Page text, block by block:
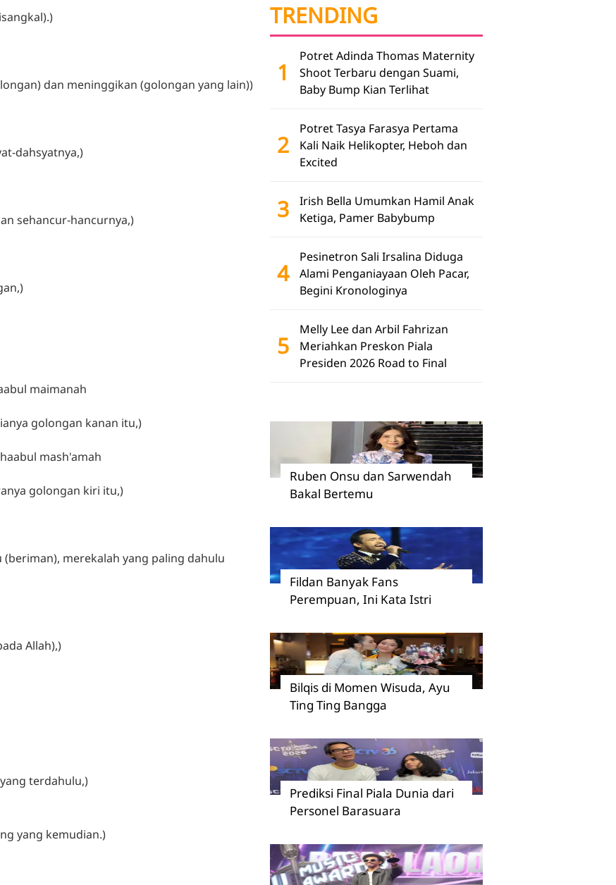
dan meninggikan (golongan yang lain))
dahsyatnya,)
sehancur-hancurnya,)
maimanah
golongan kanan itu,)
mash'amah
golongan kiri itu,)
merekalah yang paling dahulu
Allah),)
terdahulu,)
yang kemudian.)
TRENDING
1
Potret Adinda Thomas Maternity
Shoot Terbaru dengan Suami,
Baby Bump Kian Terlihat
2
Potret Tasya Farasya Pertama
Kali Naik Helikopter, Heboh dan
Excited
3
Irish Bella Umumkan Hamil Anak
Ketiga, Pamer Babybump
4
Pesinetron Sali Irsalina Diduga
Alami Penganiayaan Oleh Pacar,
Begini Kronologinya
5
Melly Lee dan Arbil Fahrizan
Meriahkan Preskon Piala
Presiden 2026 Road to Final
Ruben Onsu dan Sarwendah
Bakal Bertemu
Fildan Banyak Fans
Perempuan, Ini Kata Istri
Bilqis di Momen Wisuda, Ayu
Ting Ting Bangga
Prediksi Final Piala Dunia dari
Personel Barasuara